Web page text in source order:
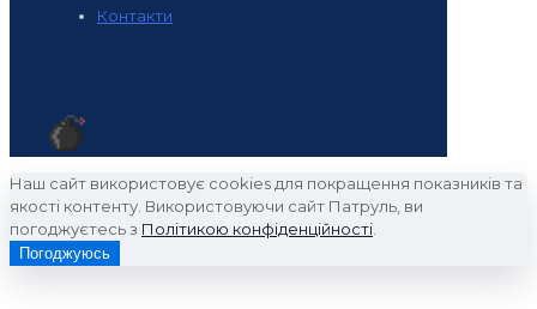
Контакти
Наш сайт використовує cookies для покращення показників та
якості контенту. Використовуючи сайт Патруль, ви
погоджуєтесь з Політикою конфіденційності
Погоджуюсь